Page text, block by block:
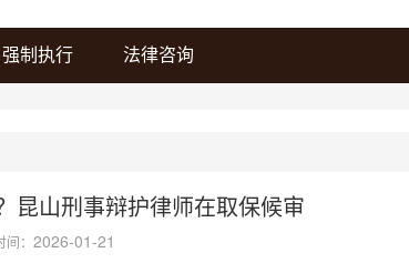
强制执行 法律咨询
昆山刑事辩护律师在取保候审
间：2026-01-21